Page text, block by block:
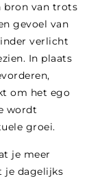
bron van trots
gevoel van
verlicht
In plaats
om het ego
wordt
groei.
je meer
je dagelijks